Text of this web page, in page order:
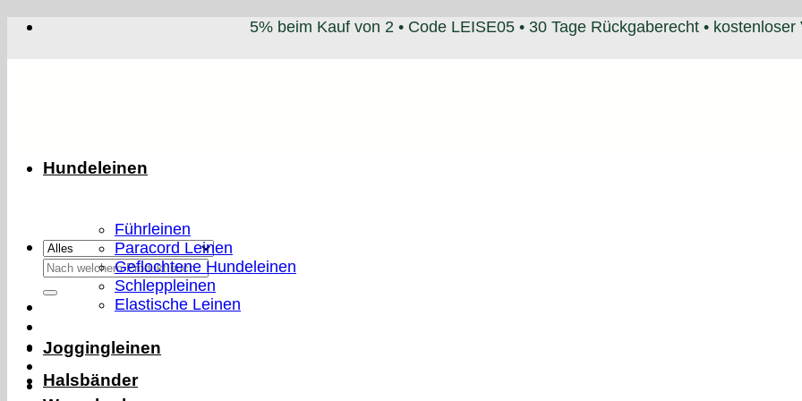
Zum
5% beim Kauf von 2 • Code LEISE05 • 30 Tage Rückgaberecht •
Suchen
nach:
Hundeleinen
Führleinen
Paracord Leinen
Geflochtene Hundeleinen
Schleppleinen
Elastische Leinen
Joggingleinen
Halsbänder